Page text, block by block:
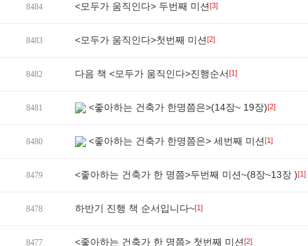
8484 <모두가 움직인다> 두번째 미션[3]
8483 <모두가 움직인다>첫번째 미션[2]
8482 다음 책 <모두가 움직인다>진행순서[1]
8481 <좋아하는 건축가 한명쯤은>(14장~ 19장)[2]
8480 <좋아하는 건축가 한명쯤은> 세번째 미션[1]
8479 <좋아하는 건축가 한 명쯤>두번째 미션~(8장~13장 )[1]
8478 하반기 진행 책 순서입니다~[1]
8477 <좋아하는 건축가 한 명쯤> 첫번째 미션[2]